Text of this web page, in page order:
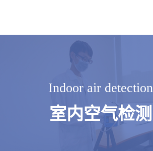
Indoor air detection
室内空气检测